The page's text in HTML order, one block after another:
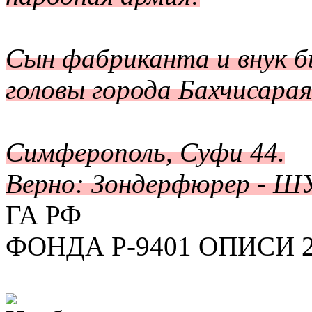
Сын фабриканта и внук
головы города
Симферополь, Суфи 44.
Верно: Зондерфюрер -
ГА РФ
ФОНДА Р-9401 ОПИСИ